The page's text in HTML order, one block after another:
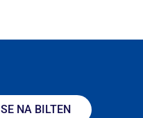
NA BILTEN